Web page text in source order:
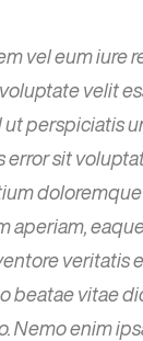
vel eum iure
velit
ut perspiciatis
error sit
aperiam,
veritatis
beatae vitae
Nemo enim